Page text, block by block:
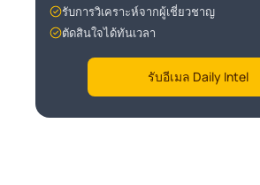
รับการวิเคราะห์จากผู้เชี่ยวชาญ
ตัดสินใจได้ทันเวลา
รับอีเมล Daily Intel